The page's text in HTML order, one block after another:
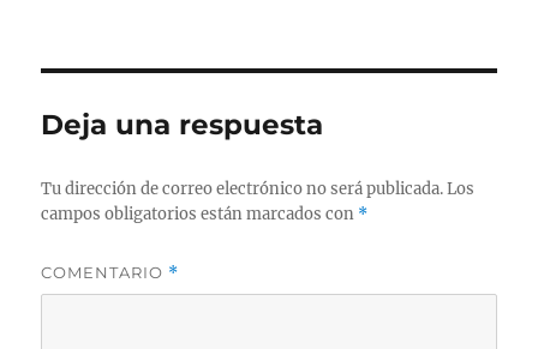
Deja una respuesta
Tu dirección de correo electrónico no será publicada. Los
campos obligatorios están marcados con *
COMENTARIO *